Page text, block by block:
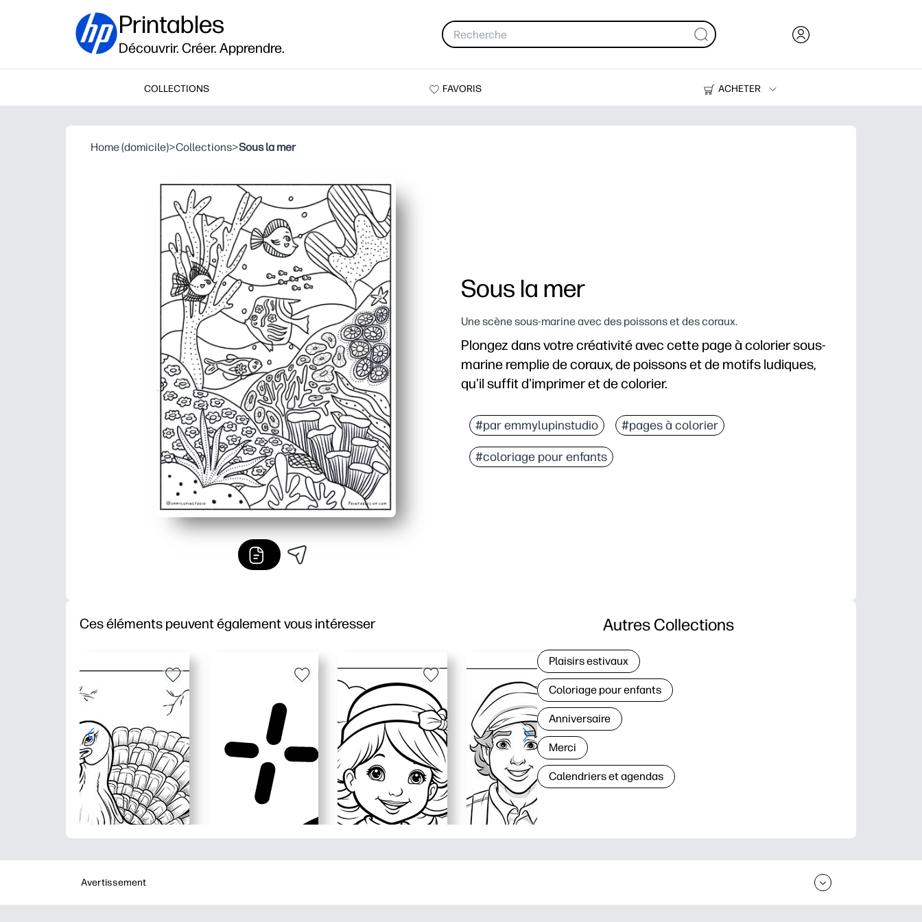
Printables
Découvrir. Créer. Apprendre.
COLLECTIONS FAVORIS
ACHETER
Des imprimantes
Home (domicile)>Collections>Sous la mer
Sous la mer
Une scène sous-marine avec des poissons et des coraux.
Plongez dans votre créativité avec cette page à colorier sous-
marine remplie de coraux, de poissons et de motifs ludiques,
qu'il suffit d'imprimer et de colorier.
Aucune préparation : imprimez autant de copies que nécessaire pour
Stimule l'intérêt des enfants : les motifs océaniques détaillés favorisent la
Développe les compétences : renforce le contrôle de la motricité fine, le
#par emmylupinstudio #pages à colorier
#coloriage pour enfants
Ces éléments peuvent également vous intéresser Autres Collections
Plaisirs estivaux
Coloriage pour enfants
Anniversaire
Merci
Calendriers et agendas
Avertissement